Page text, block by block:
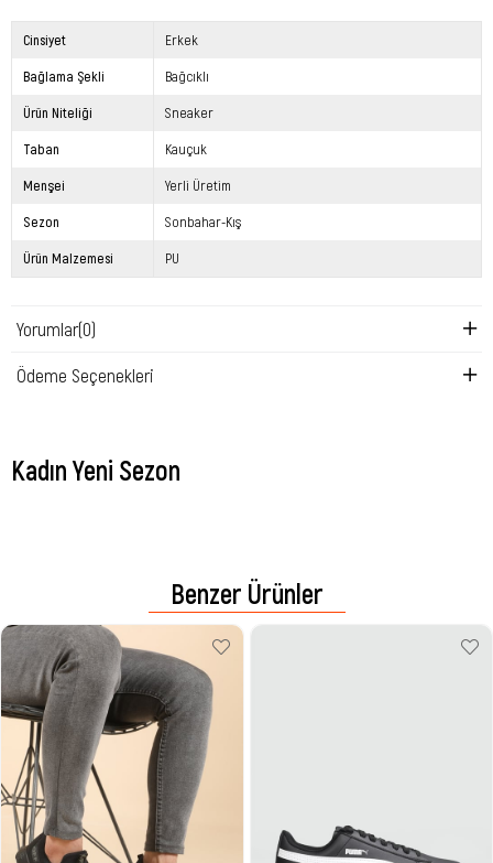
Cinsiyet Erkek
Bağlama Şekli Bağcıklı
Ürün Niteliği Sneaker
Taban Kauçuk
Menşei Yerli Üretim
Sezon Sonbahar-Kış
Ürün Malzemesi PU
Yorumlar(0)
Ödeme Seçenekleri
Kadın Yeni Sezon
Benzer Ürünler